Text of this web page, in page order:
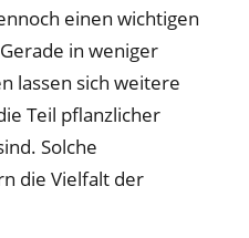
einen wichtigen
in weniger
lassen sich weitere
Teil pflanzlicher
Solche
die Vielfalt der